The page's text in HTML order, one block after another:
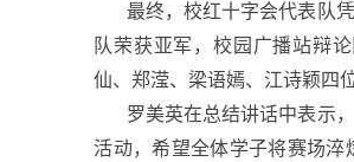
最终，校红十字会代表队
队荣获亚军，校园广播站辩
仙、郑滢、梁语嫣、江诗颖四
罗美英在总结讲话中表示
活动，希望全体学子将赛场